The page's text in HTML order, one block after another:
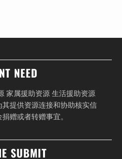
NEED
家属援助资源 生活援助资源
提供资源连接和协助核实信
赠或者转赠事宜。
SUBMIT